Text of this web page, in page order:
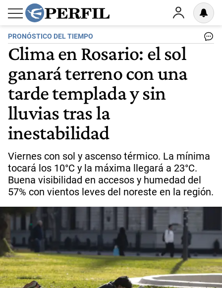
PRONÓSTICO DEL TIEMPO
Clima en Rosario: el sol
ganará terreno con una
tarde templada y sin
lluvias tras la
inestabilidad
Viernes con sol y ascenso térmico. La mínima
tocará los 10°C y la máxima llegará a 23°C.
Buena visibilidad en accesos y humedad del
57% con vientos leves del noreste en la región.